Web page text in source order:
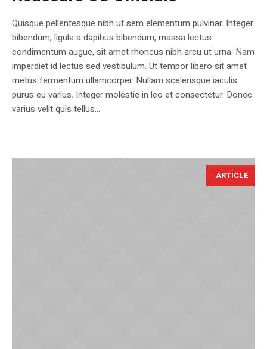
Quisque pellentesque nibh ut sem elementum pulvinar. Integer
bibendum, ligula a dapibus bibendum, massa lectus
condimentum augue, sit amet rhoncus nibh arcu ut urna. Nam
imperdiet id lectus sed vestibulum. Ut tempor libero sit amet
metus fermentum ullamcorper. Nullam scelerisque iaculis
purus eu varius. Integer molestie in leo et consectetur. Donec
varius velit quis tellus...
ARTICLE